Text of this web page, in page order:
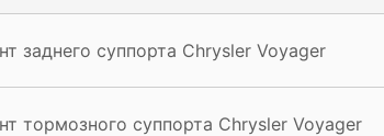
заднего суппорта Chrysler Voyager
тормозного суппорта Chrysler Voyager